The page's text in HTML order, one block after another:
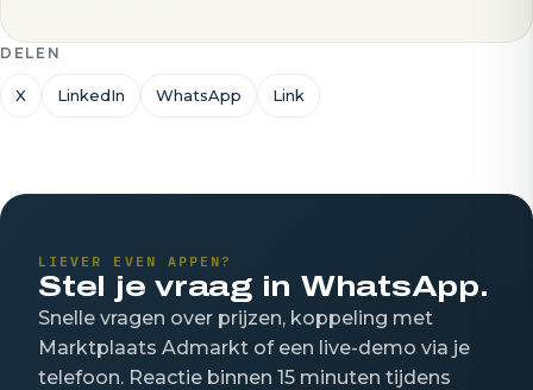
DELEN
X LinkedIn WhatsApp Link
LIEVER EVEN APPEN?
Stel je vraag in WhatsApp.
Snelle vragen over prijzen, koppeling met
Marktplaats Admarkt of een live-demo via je
telefoon. Reactie binnen 15 minuten tijdens